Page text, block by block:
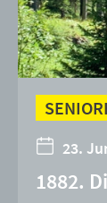
23.
1882.